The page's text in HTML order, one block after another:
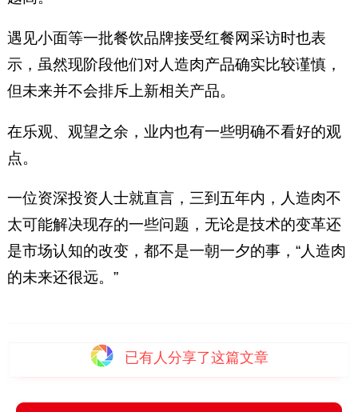
遇见小面等一批餐饮品牌接受红餐网采访时也表
示，虽然现阶段他们对人造肉产品确实比较谨慎，
但未来并不会排斥上新相关产品。
在乐观、观望之余，业内也有一些明确不看好的观
点。
一位资深投资人士就直言，三到五年内，人造肉不
太可能解决现存的一些问题，无论是技术的变革还
是市场认知的改变，都不是一朝一夕的事，“人造肉
的未来还很远。”
已有 人分享了这篇文章